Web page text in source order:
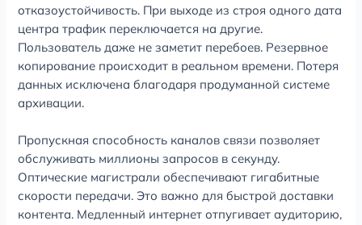
отказоустойчивость. При выходе из строя одного дата
центра трафик переключается на другие.
Пользователь даже не заметит перебоев. Резервное
копирование происходит в реальном времени. Потеря
данных исключена благодаря продуманной системе
архивации.
Пропускная способность каналов связи позволяет
обслуживать миллионы запросов в секунду.
Оптические магистрали обеспечивают гигабитные
скорости передачи. Это важно для быстрой доставки
контента. Медленный интернет отпугивает аудиторию,